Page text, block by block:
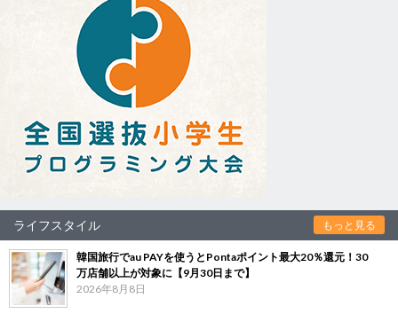
ライフスタイル もっと見る
韓国旅行でau PAYを使うとPontaポイント最大20％還元！30
万店舗以上が対象に【9月30日まで】
2026年8月8日